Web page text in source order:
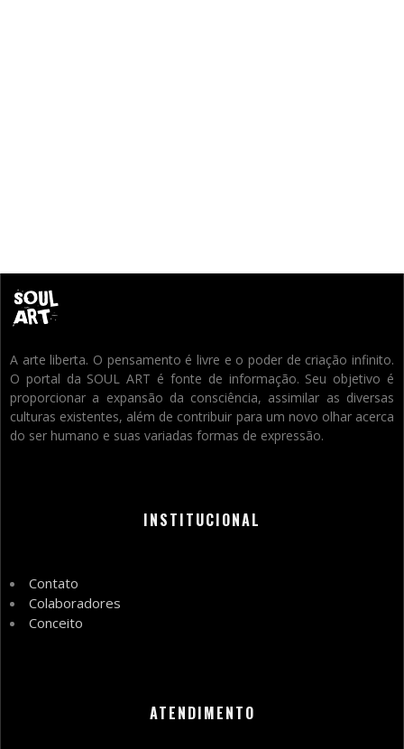
A arte liberta. O pensamento é livre e o poder de criação infinito.
O portal da SOUL ART é fonte de informação. Seu objetivo é
proporcionar a expansão da consciência, assimilar as diversas
culturas existentes, além de contribuir para um novo olhar acerca
do ser humano e suas variadas formas de expressão.
INSTITUCIONAL
Contato
Colaboradores
Conceito
ATENDIMENTO